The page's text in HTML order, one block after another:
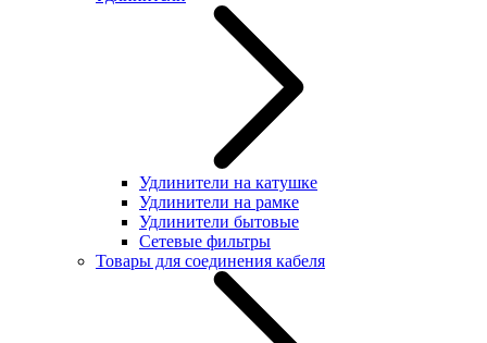
Удлинители на катушке
Удлинители на рамке
Удлинители бытовые
Сетевые фильтры
Товары для соединения кабеля